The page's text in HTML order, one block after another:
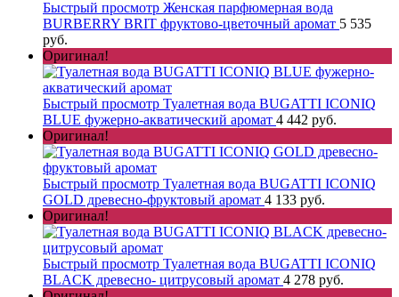
Быстрый просмотр Женская парфюмерная вода
BURBERRY BRIT фруктово-цветочный аромат 5 535
руб.
Оригинал!
Быстрый просмотр Туалетная вода BUGATTI ICONIQ
BLUE фужерно-акватический аромат 4 442 руб.
Оригинал!
Быстрый просмотр Туалетная вода BUGATTI ICONIQ
GOLD древесно-фруктовый аромат 4 133 руб.
Оригинал!
Быстрый просмотр Туалетная вода BUGATTI ICONIQ
BLACK древесно- цитрусовый аромат 4 278 руб.